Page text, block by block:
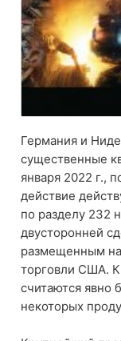
Германия и
существенные
января 2022 г.,
действие
по разделу 232
двусторонней
размещенным
торговли США.
считаются явно
некоторых